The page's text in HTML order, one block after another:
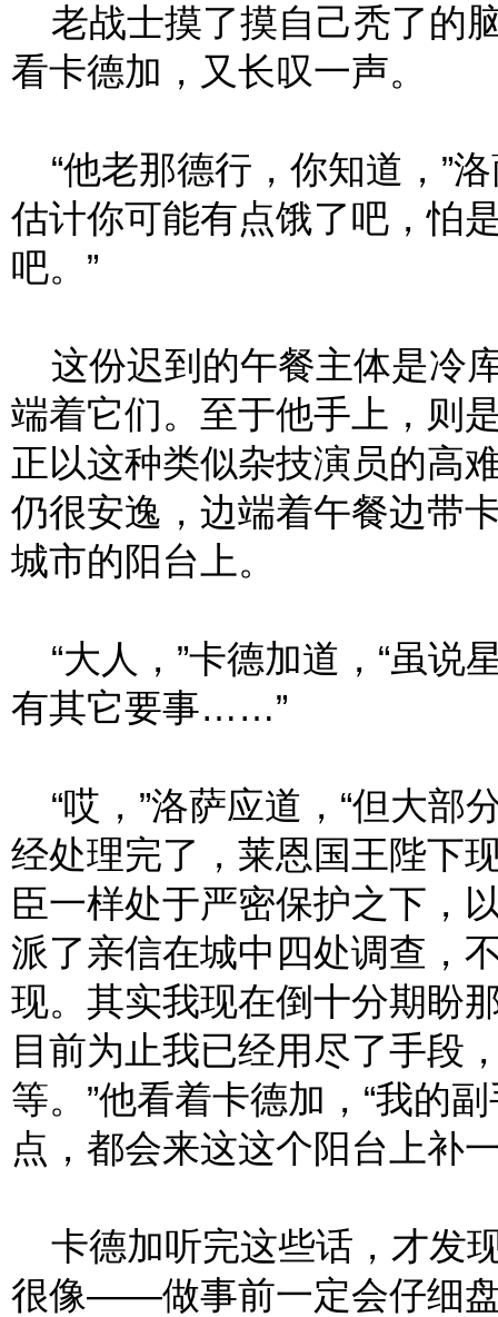
老战士摸了摸自己秃了的
看卡德加，又长叹一声。
“他老那德行，你知道，”
估计你可能有点饿了吧，怕
吧。”
这份迟到的午餐主体是冷
端着它们。至于他手上，则
正以这种类似杂技演员的高
仍很安逸，边端着午餐边带
城市的阳台上。
“大人，”卡德加道，“虽说
有其它要事……”
“哎，”洛萨应道，“但大部
经处理完了，莱恩国王陛下
臣一样处于严密保护之下，
派了亲信在城中四处调查，
现。其实我现在倒十分期盼
目前为止我已经用尽了手段
等。”他看着卡德加，“我的
点，都会来这这个阳台上补
卡德加听完这些话，才发
很像——做事前一定会仔细